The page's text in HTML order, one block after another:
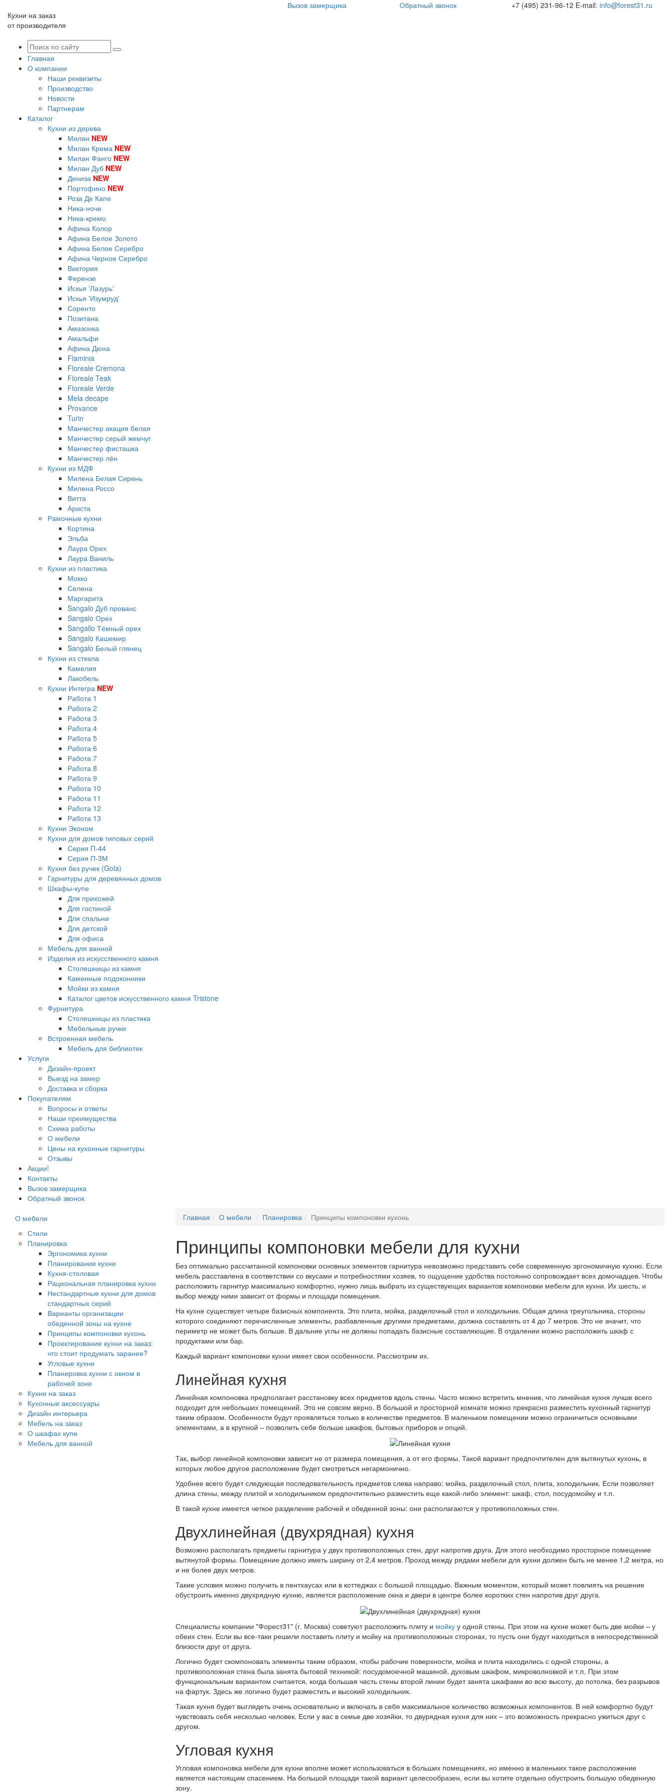
Кухни на заказ
от производителя
Вызов замерщика Обратный звонок +7 (495) 231-96-12 E-mail: info@forest31.ru
Главная
О компании
Наши реквизиты
Производство
Новости
Партнерам
Каталог
Кухни из дерева
Милан NEW
Милан Крема NEW
Милан Фанго NEW
Милан Дуб NEW
Дениза NEW
Портофино NEW
Роза Де Капе
Ника-ноче
Ника-кремо
Афина Колор
Афина Белое Золото
Афина Белое Серебро
Афина Черное Серебро
Виктория
Ферензе
Искья 'Лазурь'
Искья 'Изумруд'
Соренто
Позитана
Амазонка
Амальфи
Афина Дюна
Flaminia
Floreale Cremona
Floreale Teak
Floreale Verde
Mela decape
Provance
Turin
Манчестер акация белая
Манчестер серый жемчуг
Манчестер фисташка
Манчестер лён
Кухни из МДФ
Милена Белая Сирень
Милена Россо
Витта
Ариста
Рамочные кухни
Кортина
Эльба
Лаура Орех
Лаура Ваниль
Кухни из пластика
Мокко
Селена
Маргарита
Sangalo Дуб прованс
Sangalo Орех
Sangallo Тёмный орех
Sangalo Кашемир
Sangalo Белый глянец
Кухни из стекла
Камелия
Лакобель
Кухни Интегра NEW
Работа 1
Работа 2
Работа 3
Работа 4
Работа 5
Работа 6
Работа 7
Работа 8
Работа 9
Работа 10
Работа 11
Работа 12
Работа 13
Кухни Эконом
Кухни для домов типовых серий
Серия П-44
Серия П-3М
Кухня без ручек (Gola)
Гарнитуры для деревянных домов
Шкафы-купе
Для прихожей
Для гостиной
Для спальни
Для детской
Для офиса
Мебель для ванной
Изделия из искусственного камня
Столешницы из камня
Каменные подоконники
Мойки из камня
Каталог цветов искусственного камня Tristone
Фурнитура
Столешницы из пластика
Мебельные ручки
Встроенная мебель
Мебель для библиотек
Услуги
Дизайн-проект
Выезд на замер
Доставка и сборка
Покупателям
Вопросы и ответы
Наши преимущества
Схема работы
О мебели
Цены на кухонные гарнитуры
Отзывы
Акции!
Контакты
Вызов замерщика
Обратный звонок
Главная
О мебели Планировка Принципы компоновки кухонь
Принципы компоновки мебели для кухни
Без оптимально рассчитанной компоновки основных элементов гарнитура невозможно представить себе современную эргономичную кухню. Если
мебель расставлена в соответствии со вкусами и потребностями хозяев, то ощущение удобства постоянно сопровождает всех домочадцев. Чтобы
расположить гарнитур максимально комфортно, нужно лишь выбрать из существующих вариантов компоновки мебели для кухни. Их шесть, и
выбор между ними зависит от формы и площади помещения.
На кухне существует четыре базисных компонента. Это плита, мойка, разделочный стол и холодильник. Общая длина треугольника, стороны
которого соединяют перечисленные элементы, разбавленные другими предметами, должна составлять от 4 до 7 метров. Это не значит, что
периметр не может быть больше. В дальние углы не должны попадать базисные составляющие. В отдалении можно расположить шкаф с
продуктами или бар.
Каждый вариант компоновки кухни имеет свои особенности. Рассмотрим их.
Линейная кухня
Линейная компоновка предполагает расстановку всех предметов вдоль стены. Часто можно встретить мнение, что линейная кухня лучше всего
подходит для небольших помещений. Это не совсем верно. В большой и просторной комнате можно прекрасно разместить кухонный гарнитур
таким образом. Особенности будут проявляться только в количестве предметов. В маленьком помещении можно ограничиться основными
элементами, а в крупной – позволить себе больше шкафов, бытовых приборов и опций.
Так, выбор линейной компоновки зависит не от размера помещения, а от его формы. Такой вариант предпочтителен для вытянутых кухонь, в
которых любое другое расположение будет смотреться негармонично.
Удобнее всего будет следующая последовательность предметов слева направо: мойка, разделочный стол, плита, холодильник. Если позволяет
длина стены, между плитой и холодильником предпочтительно разместить еще какой-либо элемент: шкаф, стол, посудомойку и т.п.
В такой кухне имеется четкое разделение рабочей и обеденной зоны: они располагаются у противоположных стен.
Двухлинейная (двухрядная) кухня
Возможно располагать предметы гарнитура у двух противоположных стен, друг напротив друга. Для этого необходимо просторное помещение
вытянутой формы. Помещение должно иметь ширину от 2,4 метров. Проход между рядами мебели для кухни должен быть не менее 1,2 метра, но
и не более двух метров.
Такие условия можно получить в пентхаусах или в коттеджах с большой площадью. Важным моментом, который может повлиять на решение
обустроить именно двухрядную кухню, является расположение окна и двери в центре более коротких стен напротив друг друга.
Специалисты компании "Форест31" (г. Москва) советуют расположить плиту и мойку у одной стены. При этом на кухне может быть две мойки – у
обеих стен. Если вы все-таки решили поставить плиту и мойку на противоположных сторонах, то пусть они будут находиться в непосредственной
близости друг от друга.
Логично будет скомпоновать элементы таким образом, чтобы рабочие поверхности, мойка и плита находились с одной стороны, а
противоположная стена была занята бытовой техникой: посудомоечной машиной, духовым шкафом, микроволновкой и т.п. При этом
функциональным вариантом считается, когда большая часть стены второй линии будет занята шкафами во всю высоту, до потолка, без разрывов
на фартук. Здесь же логично будет разместить и высокий холодильник.
Такая кухня будет выглядеть очень основательно и включать в себя максимальное количество возможных компонентов. В ней комфортно будут
чувствовать себя несколько человек. Если у вас в семье две хозяйки, то двурядная кухня для них – это возможность прекрасно ужиться друг с
другом.
Угловая кухня
Угловая компоновка мебели для кухни вполне может использоваться в больших помещениях, но именно в маленьких такое расположение
является настоящим спасением. На большой площади такой вариант целесообразен, если вы хотите отдельно обустроить большую обеденную
зону.
О мебели
Стили
Планировка
Эргономика кухни
Планирование кухни
Кухня-столовая
Рациональная планировка кухни
Нестандартные кухни для домов
стандартных серий
Варианты организации
обеденной зоны на кухне
Принципы компоновки кухонь
Проектирование кухни на заказ:
что стоит продумать заранее?
Угловые кухни
Планировка кухни с окном в
рабочей зоне
Кухни на заказ
Кухонные аксессуары
Дизайн интерьера
Мебель на заказ
О шкафах купе
Мебель для ванной